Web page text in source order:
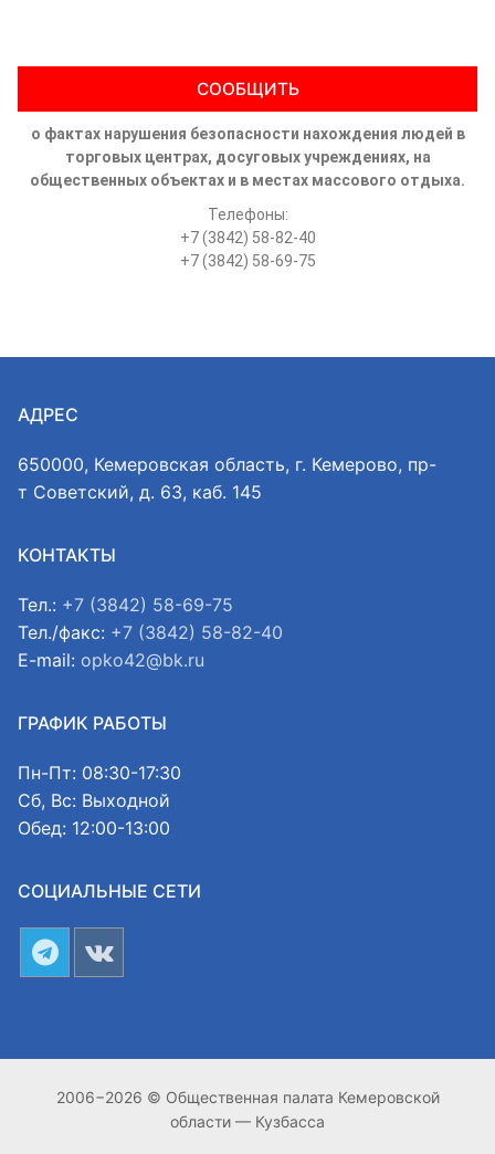
СООБЩИТЬ
о фактах нарушения безопасности нахождения людей в
торговых центрах, досуговых учреждениях, на
общественных объектах и в местах массового отдыха.
Телефоны:
+7 (3842) 58-82-40
+7 (3842) 58-69-75
АДРЕС
650000, Кемеровская область, г. Кемерово, пр-
т Советский, д. 63, каб. 145
КОНТАКТЫ
Тел.: +7 (3842) 58-69-75
Тел./факс: +7 (3842) 58-82-40
E-mail: opko42@bk.ru
ГРАФИК РАБОТЫ
Пн-Пт: 08:30-17:30
Сб, Вс: Выходной
Обед: 12:00-13:00
СОЦИАЛЬНЫЕ СЕТИ
2006−2026 © Общественная палата Кемеровской
области — Кузбасса